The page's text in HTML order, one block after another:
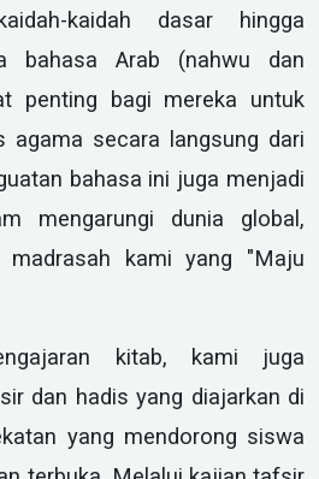
kaidah dasar hingga
bahasa Arab (nahwu dan
penting bagi mereka untuk
agama secara langsung dari
bahasa ini juga menjadi
mengarungi dunia global,
kami yang "Maju
kitab, kami juga
dan hadis yang diajarkan di
yang mendorong siswa